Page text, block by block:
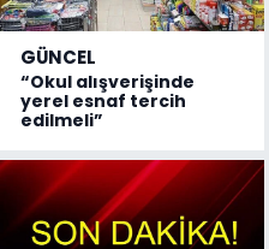
GÜNCEL
“Okul alışverişinde
yerel esnaf tercih
edilmeli”